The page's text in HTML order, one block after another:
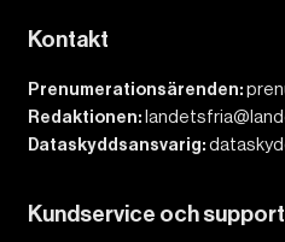
Kontakt
Prenumerationsärenden:
Redaktionen:
Dataskyddsansvarig:
Kundservice och support